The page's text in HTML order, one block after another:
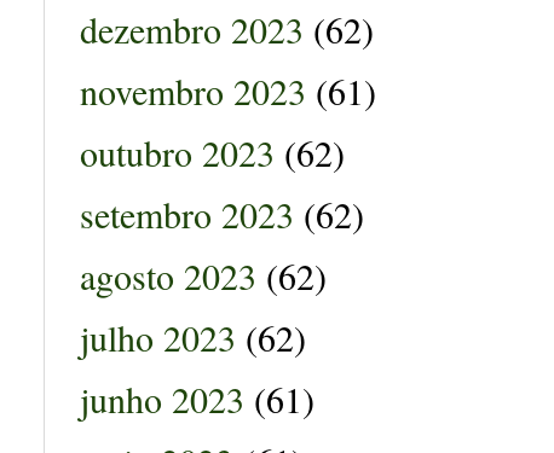
dezembro 2023 (62)
novembro 2023 (61)
outubro 2023 (62)
setembro 2023 (62)
agosto 2023 (62)
julho 2023 (62)
junho 2023 (61)